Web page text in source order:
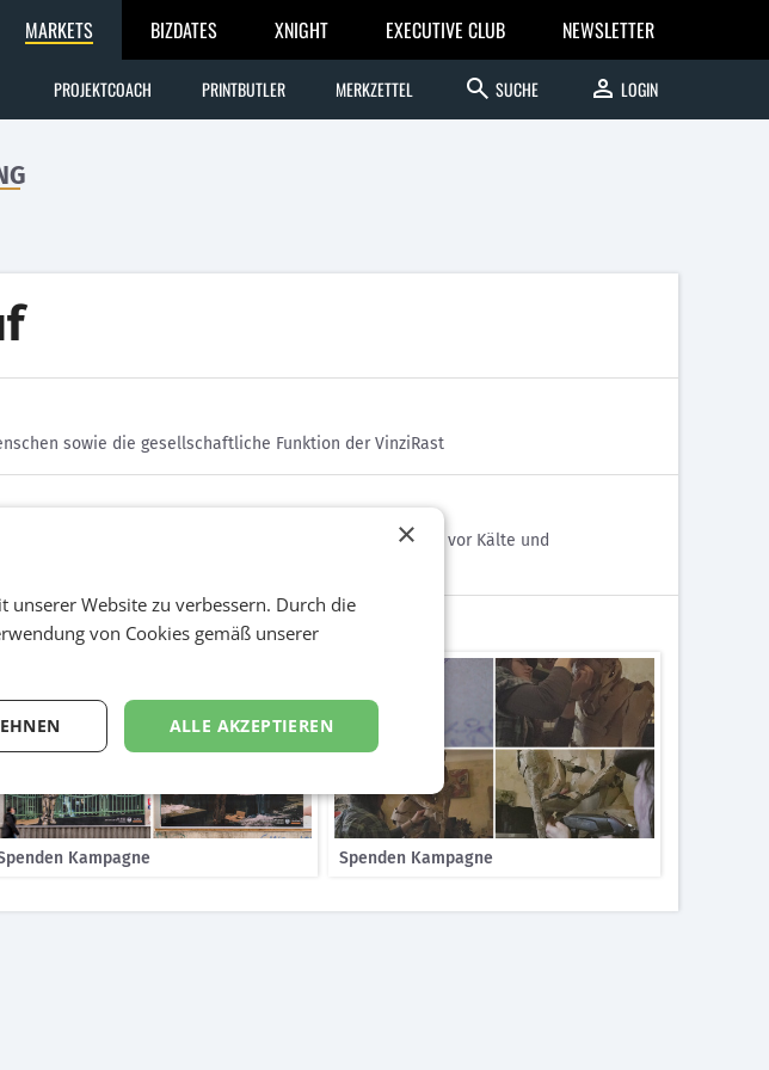
MARKETS BIZDATES XNIGHT EXECUTIVE CLUB NEWSLETTER
PROJEKTCOACH PRINTBUTLER MERKZETTEL search SUCHE person LOGIN
sowie die gesellschaftliche Funktion der VinziRast
Material, das viele obdachlose Menschen nutzen um sich vor Kälte und
Kampagne Spenden Kampagne
×
Website zu verbessern. Durch die
von Cookies gemäß unserer
ALLE AKZEPTIEREN